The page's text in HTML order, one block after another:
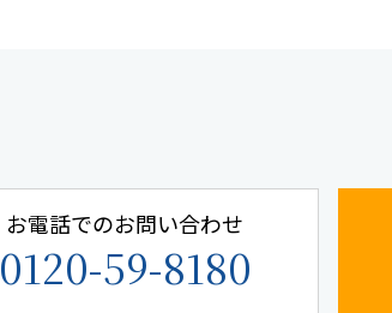
お電話でのお問い合わせ
0120-59-8180